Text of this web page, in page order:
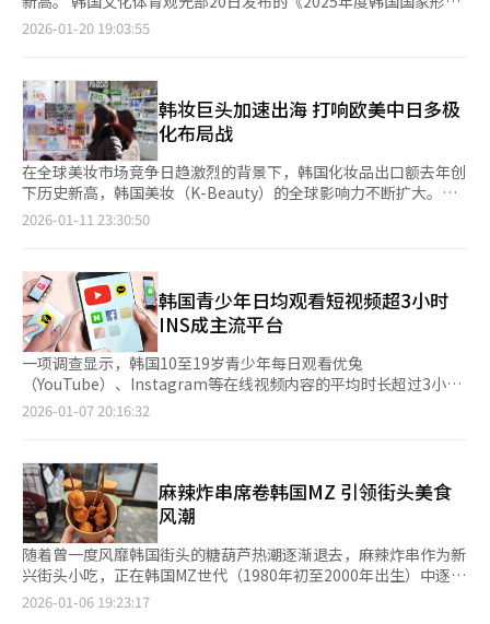
识，显示出韩式调味料与传统酱类在海外市场具备进一步拓展的潜
力。 韩国美食的全球热潮与食品出口规模的持续扩大相互呼应。
元）、方便面（2.5亿美元）、大米加工食品（1.5亿美元）、酱料
类（9000万美元）和饮料（9000万美元）成为增长主力，尤其是
酱料类产品，在韩餐文化传播的带动下保持稳定增长。欧洲市场同
样增势显著，去年韩国农水产品对欧出口额达9.0646亿美元，同比
增长22.8%，近五年年均增长率高达13.1%。方便面、紫菜、辛奇
位列出口前茅，即食食品、健康食品与冷冻食品出口量也持续攀
升。 家指出，韩国美食出口的扩大离不开持续升温的韩国文化热
理阶级大战》第一、二季上线后，持续位居全球非英语综艺收视榜
首，再度提升了国际社会对韩国料理的关注。 韩国文化体育观光
部日前发布的《2025年海外韩流实态调查》显示，在有过韩流体
验的受访者中，提及韩国时最先联想到的形象，K-Pop以17.2%居
首，韩国美食则以13.2%位列第二，意味着韩国美食已不再仅是影
视作品中的点缀或旅行体验，而是被视作代表韩国的核心文化资产
之一。 酱腌鸡蛋的流行，标志着韩国美食国际传播进入新阶段。
韩国美食逐渐从“尝鲜型消费”转向“日常型消费”，成为生活方
式的一部分。
出，“回忆2016年”热潮体现出年轻群体对自然、真实体验的渴
望。同时，近来人工智能（AI）的快速扩散进一步改变就业市场结
担的工作岗位被迅速替代。在就业门槛提高、物价上涨与生活成本
攀升的多重压力下，年轻群体所承受的经济负担持续加大。相关研
究人员表示：“2016年的数字服务水平与当下差距并不大，但它
象征着一个成本负担更低的时代。” 在韩国，类似怀旧潮流在娱
乐圈扩散。女团IVE成员安宥真于上月19日在Instagram发布多张
标注“2016年”的旧照；Red Velvet成员Joy也于上月21日上传配
文“Our 2016 vibes”的十年前照片，引发粉丝热议。不少网友在
评论区留言称“怀念那个时候”“满满回忆涌上心头”，普通用户
性密切相关。当人们感到世界正在发生剧烈变化时，往往更容易沉
浸于怀旧情绪。以人工智能扩散与就业环境变化为例，在面临重大
转型或挑战时，一代人往往会回望自己的青春岁月，以寻找安慰与
方向。分析认为，“回忆2016年”既是流行文化现象，也是当代
青年对现实压力与时代转型的情绪投射。
TikTok等社交平台上，“药剂师推荐单品”“韩国药店必买清
单”等内容在外籍消费者之间广泛传播，带动了药店购物的热度。
行政安全部的数据，去年明洞新开设的药店数量达11家，其中仅去
年下半年就有9家开业。相比之下，2023年和2024年新开药店均仅
为2家，去年新开药店数量出现爆发式增长。 不少药店已强化面向
外籍游客的化妆品咨询服务。一名药店相关人士表示：“我们认为
健康管理不应只在生病时才重视，因此通过同时推荐‘可食用’产
品与化妆品的方式，帮助顾客更容易找到适合自身需求的产品。”
业内普遍认为，今后以药店为中心的美妆产品流通竞争将进一步加
剧。随着外籍游客需求持续多元化，K-Beauty品牌围绕药店渠道
计来提升竞争力。 业内人士指出：“随着访韩外籍游客数量增
加，药店数量将持续增长。对美妆品牌而言，药店已成为新的流通
渠道，近期进军药店渠道的K-Beauty品牌明显增加。”
象》调查结果显示，外国人对韩国的好感度达到82.3%，较上一年
2018年为78.7%，2019年小幅回落至76.7%，2020年回升至
78.1%，2021年升至80.5%，2022年为79.3%，2023年下降至
77.5%，2024年回升至79%。 从国家和地区分布来看，阿拉伯联
合酋长国（UAE）以94.8%的好感度位居首位，其后依次为埃及
（94%）、菲律宾（91.4%）、土耳其（90.2%）、印度（89%）
和南非（88.8%），整体来看，中东和非洲国家对韩国评价较高。
其中，英国和泰国的好感度提升尤为明显。英国同比上升9.2个百
分点，达到87.4%，成为欧洲国家中唯一高于整体平均水平的国
的中国和日本同样出现回升，中国为62.8%，日本为42.2%。值得
关注的是，日本自2018年的20%提升至40%以上，具有一定象征
意义。 在影响好感度的因素方面，“文化内容”占比45.2%，在菲
律宾、日本、印度尼西亚、越南等亚洲国家作用尤为突出。分析认
为，K-POP、电视剧、电影等丰富的韩国文化内容不断扩大海外影
响力，在提升国家形象中发挥了关键作用。 此外，“现代生活文
化”（31.9%）、“产品及品牌”（28.7%）和“经济发展水
平”（21.2%）也对好感度提升起到积极作用。在中东和非洲国
在信息获取渠道方面，视频平台以64.4%居首，其次是社交网络
（56.6%）、网站（46.7%）和广播媒体（32.8%）。其中，优兔
（77.4%）和奈飞（65.1%）最受欢迎，社交平台方面以
Instagram（63.7%）、TikTok（56.2%）和
Facebook（53.6%）为主。 文化体育观光部国民沟通室室长孔炯
植表示，调查显示外国人对韩国的好感度持续保持高位，韩国文化
内容在其中发挥了积极作用。接下来，部门将通过专家研讨等方
式，对调查结果进行深入分析，并推动其在各领域政策和实践中加
2026-01-20 19:03:55
韩妆巨头加速出海 打响欧美中日多极
化布局战
在全球美妆市场竞争日趋激烈的背景下，韩国化妆品出口额去年创
下历史新高，韩国美妆（K-Beauty）的全球影响力不断扩大。今
年各美妆企业趁势推出“明星产品”，通过扩大当地流通渠道、加
2024年的43%提高至2035年70%的目标，积极拓展韩国市场。为
此，爱茉莉太平洋正深化与亚马逊及丝芙兰在线上和线下的合作，
将产品矩阵从基础护肤扩展至彩妆、头皮护理等。美国市场去年首
次超越大中华区，成为爱茉莉太平洋最大的海外市场。 在中国市
场，爱茉莉太平洋集中改善收益结构，通过加强雪花秀、兰芝等品
牌吸引力，优化线上线下渠道，实现高质量增长。在欧洲则以紧跟
美国流行趋势的英国为中心，通过Boots、Space NK等主要美妆
连锁门店打开品牌知名度。在日本则通过与当地主要流通企业建立
星单品渠道和深耕电商平台的双轨策略，在美国主攻亚马逊和
TikTok Shop，中国的天猫和抖音，以及日本的Qoo10等，同时
集中资源开发受消费者青睐的明星单品 去年12月，LG生活健康进
行集团结构调整，成立新美妆事业部，运营头皮护理品牌Dr.Groot
和口腔护理品牌Euthymol。Dr.Groot去年在北美市场上半年销售
额同比实现800%的增长，Euthymol则以日本市场为中心保持稳
步增长。 APR为扩大美国市场线下销售渠道，目前正与沃尔玛、
开市客等进行入驻洽谈。去年5月，APR与美妆集合店ULTA
2026-01-11 23:30:50
韩国青少年日均观看短视频超3小时
INS成主流平台
一项调查显示，韩国10至19岁青少年每日观看优兔
（YouTube）、Instagram等在线视频内容的平均时长超过3小
时，其中短视频类内容的观看量呈显著上升趋势。 韩国舆论振兴
媒体使用调查报告》显示，95.1%的受访者表示在过去一周内曾使
用过在线视频平台，日均观看时长为200.6分钟，约合3.3小时。其
中，中学生群体日均观看时间最长，达233.7分钟；高中生紧随其
后，为226.2分钟；小学生则为143.6分钟。 仅统计曾使用过在线
视频平台的受访者，日均观看时间则上升至210.8分钟。在观看内
容方面，游戏类视频最为普遍，占63.9%；其次为音乐、演出及舞
蹈类内容，占50.6%；料理与吃播类视频则以40.6%的比例位列第
三。从使用平台来看，Instagram以37.2%的使用率居首，优兔紧
2026-01-07 20:16:32
麻辣炸串席卷韩国MZ 引领街头美食
风潮
随着曾一度风靡韩国街头的糖葫芦热潮逐渐退去，麻辣炸串作为新
兴街头小吃，正在韩国MZ世代（1980年初至2000年出生）中逐步
走红。麻辣炸串源自中国传统街头小吃，将鸡肉、五花肉、腐竹、
2026-01-06 19:23:17